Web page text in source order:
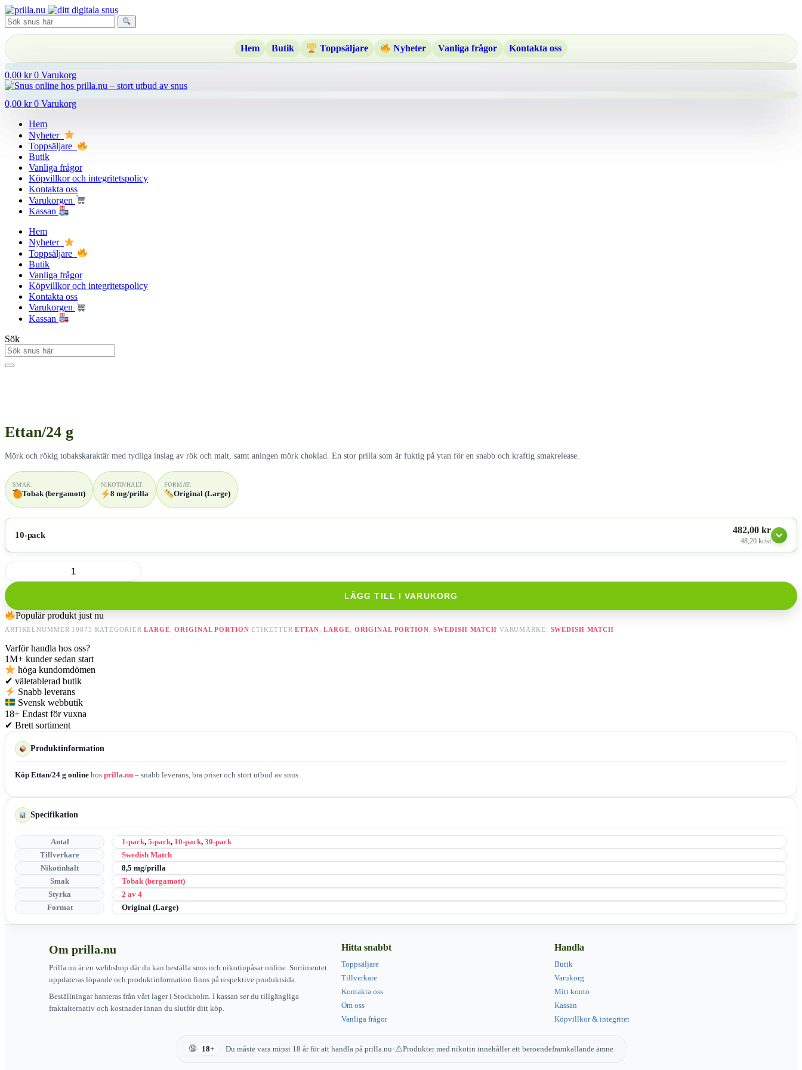
Hoppa
till
innehåll
Hem
Butik Toppsäljare Nyheter Vanliga frågor Kontakta oss
0,00 kr 0 Varukorg
0,00 kr 0 Varukorg
Hem
Nyheter
Toppsäljare
Butik
Vanliga frågor
Köpvillkor och integritetspolicy
Kontakta oss
Varukorgen
Kassan
Hem
Nyheter
Toppsäljare
Butik
Vanliga frågor
Köpvillkor och integritetspolicy
Kontakta oss
Varukorgen
Kassan
Sök
Ettan/24 g
Mörk och rökig tobakskaraktär med tydliga inslag av rök och malt, samt aningen mörk choklad. En stor prilla som är fuktig på ytan för en snabb och kraftig smakrelease.
SMAK:
Tobak (bergamott)
NIKOTINHALT:
8 mg/prilla
FORMAT:
Original (Large)
10-pack 482,00 kr
48,20 kr/st
Ettan/24
g
mängd
LÄGG TILL I VARUKORG
Populär produkt just nu
ARTIKELNUMMER 10875 KATEGORIER LARGE ,ORIGINAL PORTION ETIKETTER ETTAN ,LARGE ORIGINAL PORTION ,SWEDISH MATCH VARUMÄRKE: SWEDISH MATCH
Varför handla hos oss?
1M+ kunder sedan start
höga kundomdömen
✔ väletablerad butik
Snabb leverans
Svensk webbutik
18+ Endast för vuxna
✔ Brett sortiment
Produktinformation
Köp Ettan/24 g online hos prilla.nu – snabb leverans, bra priser och stort utbud av snus.
Specifikation
Antal 1-pack, 5-pack, 10-pack, 30-pack
Tillverkare
Swedish Match
Nikotinhalt
8,5 mg/prilla
Smak
Tobak (bergamott)
Styrka
2 av 4
Format
Original (Large)
Om prilla.nu
Prilla.nu är en webbshop där du kan beställa snus och nikotinpåsar online. Sortimentet
uppdateras löpande och produktinformation finns på respektive produktsida.
Beställningar hanteras från vårt lager i Stockholm. I kassan ser du tillgängliga
fraktalternativ och kostnader innan du slutför ditt köp.
Hitta snabbt
Toppsäljare
Tillverkare
Kontakta oss
Om oss
Vanliga frågor
Handla
Butik
Varukorg
Mitt konto
Kassan
Köpvillkor & integritet
18+ Du måste vara minst 18 år för att handla på prilla.nu• Produkter med nikotin innehåller ett beroendeframkallande ämne